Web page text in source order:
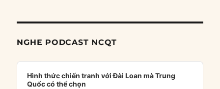
NGHE PODCAST NCQT
Audio
Player
Hình thức chiến tranh với Đài Loan mà Trung
Quốc có thể chọn